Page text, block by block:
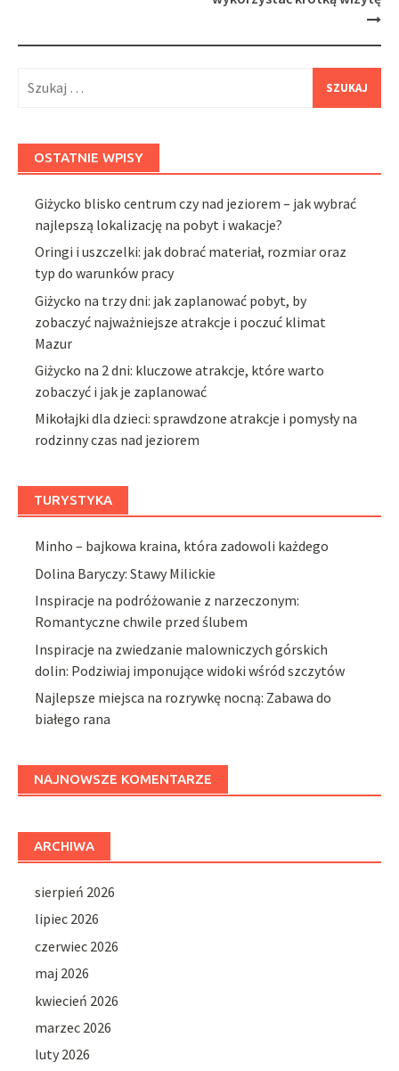
OSTATNIE WPISY
Giżycko blisko centrum czy nad jeziorem – jak wybrać
najlepszą lokalizację na pobyt i wakacje?
Oringi i uszczelki: jak dobrać materiał, rozmiar oraz
typ do warunków pracy
Giżycko na trzy dni: jak zaplanować pobyt, by
zobaczyć najważniejsze atrakcje i poczuć klimat
Mazur
Giżycko na 2 dni: kluczowe atrakcje, które warto
zobaczyć i jak je zaplanować
Mikołajki dla dzieci: sprawdzone atrakcje i pomysły na
rodzinny czas nad jeziorem
TURYSTYKA
Minho – bajkowa kraina, która zadowoli każdego
Dolina Baryczy: Stawy Milickie
Inspiracje na podróżowanie z narzeczonym:
Romantyczne chwile przed ślubem
Inspiracje na zwiedzanie malowniczych górskich
dolin: Podziwiaj imponujące widoki wśród szczytów
Najlepsze miejsca na rozrywkę nocną: Zabawa do
białego rana
NAJNOWSZE KOMENTARZE
ARCHIWA
sierpień 2026
lipiec 2026
czerwiec 2026
maj 2026
kwiecień 2026
marzec 2026
luty 2026